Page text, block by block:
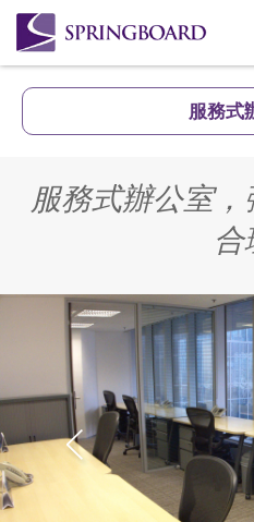
服務式
服務式辦公室
合